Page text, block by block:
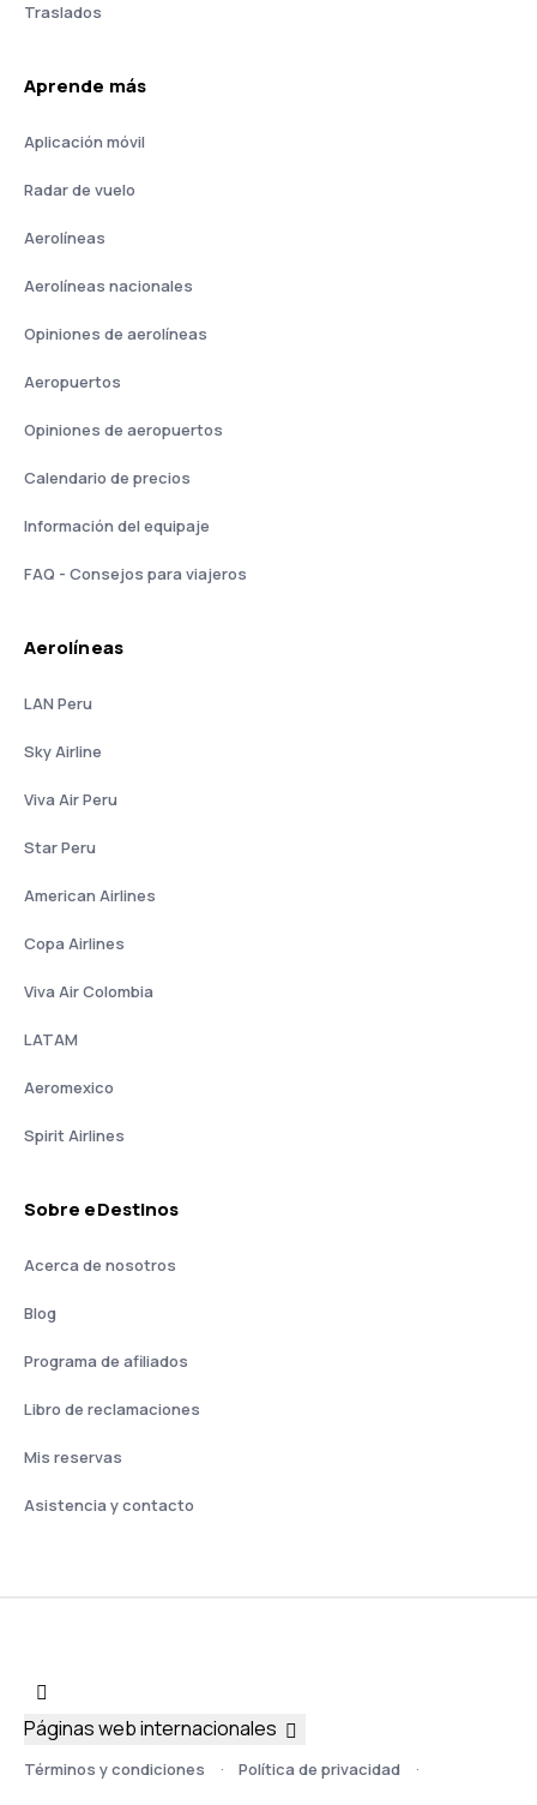
Traslados
Aprende más
Aplicación móvil
Radar de vuelo
Aerolíneas
Aerolíneas nacionales
Opiniones de aerolíneas
Aeropuertos
Opiniones de aeropuertos
Calendario de precios
Información del equipaje
FAQ - Consejos para viajeros
Aerolíneas
LAN Peru
Sky Airline
Viva Air Peru
Star Peru
American Airlines
Copa Airlines
Viva Air Colombia
LATAM
Aeromexico
Spirit Airlines
Sobre eDestinos
Acerca de nosotros
Blog
Programa de afiliados
Libro de reclamaciones
Mis reservas
Asistencia y contacto
Términos y condiciones Política de privacidad
Páginas web internacionales